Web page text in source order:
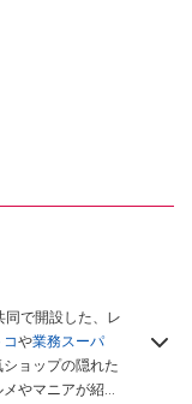
で開設した、レ
や業務スーパ
ョップの隠れた
やマニアが紹介